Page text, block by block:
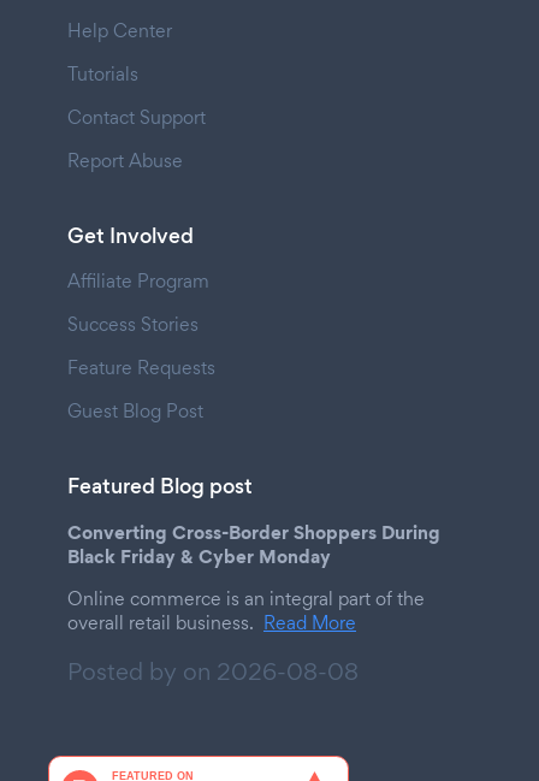
Help Center
Tutorials
Contact Support
Report Abuse
Get Involved
Affiliate Program
Success Stories
Feature Requests
Guest Blog Post
Featured Blog post
Converting Cross-Border Shoppers During
Black Friday & Cyber Monday
Online commerce is an integral part of the
overall retail business. Read More
Posted by on 2026-08-08